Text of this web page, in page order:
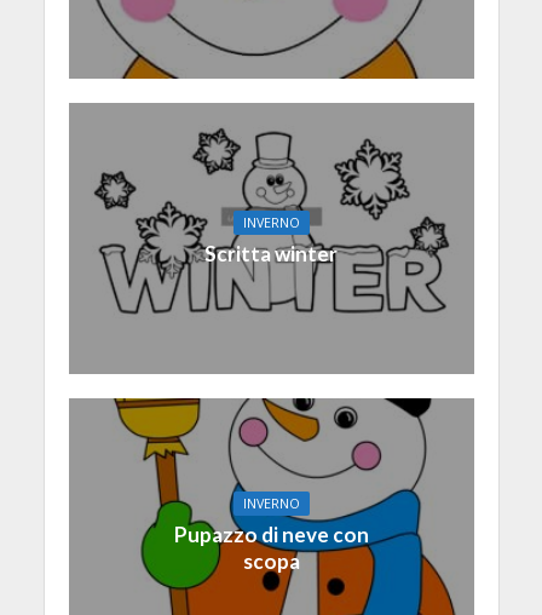
INVERNO
Scritta winter
INVERNO
Pupazzo di neve con
scopa